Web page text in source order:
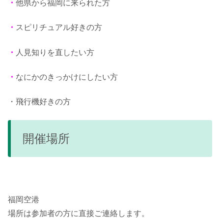
・ 他県から福岡に来られた方
・ スピリチュアル好きの方
・ 人見知りを直したい方
・ なにかのきっかけにしたい方
・飛行機好きの方
開催場所
福岡空港
場所は参加者の方に直接ご連絡します。